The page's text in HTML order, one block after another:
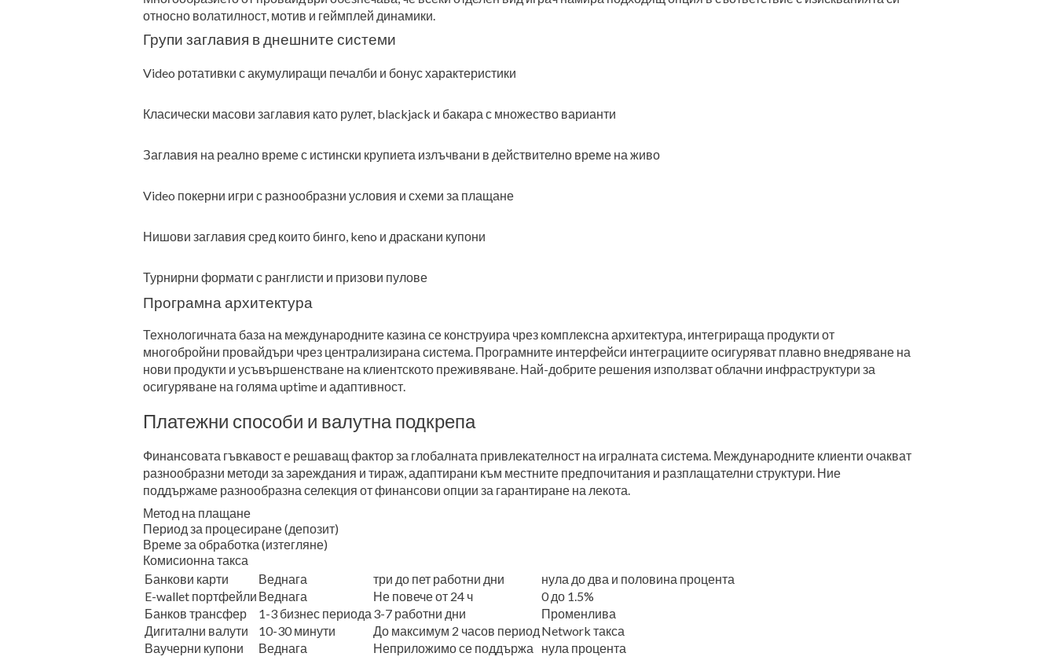
относно волатилност, мотив и геймплей динамики.
Групи заглавия в днешните системи
Video ротативки с акумулиращи печалби и бонус характеристики
Класически масови заглавия като рулет, blackjack и бакара с множество варианти
Заглавия на реално време с истински крупиета излъчвани в действително време на живо
Video покерни игри с разнообразни условия и схеми за плащане
Нишови заглавия сред които бинго, keno и драскани купони
Турнирни формати с ранглисти и призови пулове
Програмна архитектура
Технологичната база на международните казина се конструира чрез комплексна архитектура, интегрираща продукти от
многобройни провайдъри чрез централизирана система. Програмните интерфейси интеграциите осигуряват плавно внедряване на
нови продукти и усъвършенстване на клиентското преживяване. Най-добрите решения използват облачни инфраструктури за
осигуряване на голяма uptime и адаптивност.
Платежни способи и валутна подкрепа
Финансовата гъвкавост е решаващ фактор за глобалната привлекателност на игралната система. Международните клиенти очакват
разнообразни методи за зареждания и тираж, адаптирани към местните предпочитания и разплащателни структури. Ние
поддържаме разнообразна селекция от финансови опции за гарантиране на лекота.
Метод на плащане
Период за процесиране (депозит)
Време за обработка (изтегляне)
Комисионна такса
Банкови карти
Веднага три до пет работни дни
нула до два и половина процента
E-wallet портфейли Веднага Не повече от 24 ч
0 до 1.5%
Банков трансфер
1-3 бизнес периода 3-7 работни дни
Променлива
Дигитални валути
10-30 минути До максимум 2 часов период Network такса
Ваучерни купони
Веднага Неприложимо се поддържа нула процента